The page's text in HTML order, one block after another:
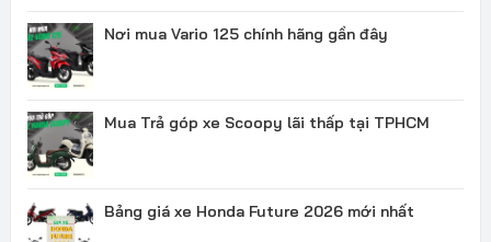
Nơi mua Vario 125 chính hãng gần đây
Mua Trả góp xe Scoopy lãi thấp tại TPHCM
Bảng giá xe Honda Future 2026 mới nhất